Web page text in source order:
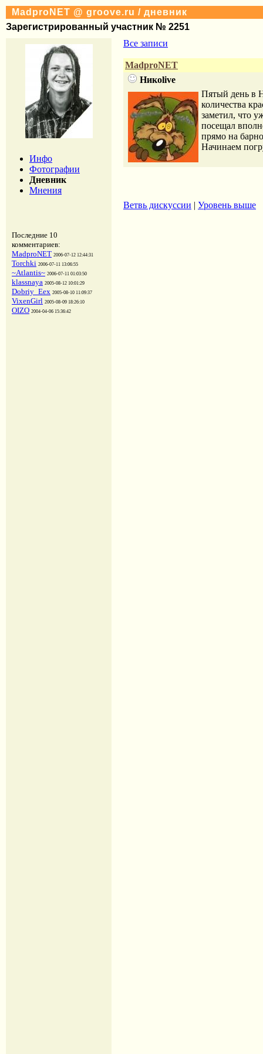
MadproNET @ groove.ru / дневник
Зарегистрированный участник № 2251
Инфо
Фотографии
Дневник
Мнения
Последние 10
комментариев:
MadproNET 2006-07-12 12:44:31
Torchki 2006-07-11 13:06:55
~Atlantis~ 2006-07-11 01:03:50
klassnaya 2005-08-12 10:01:29
Dobriy_Eex 2005-08-10 11:09:37
VixenGirl 2005-08-09 18:26:10
OIZO 2004-04-06 15:36:42
Все записи
MadproNET
Никоlive
Пятый день в
количества
заметил,
посещал
прямо на
Начинаем
Ветвь дискуссии | Уровень выше